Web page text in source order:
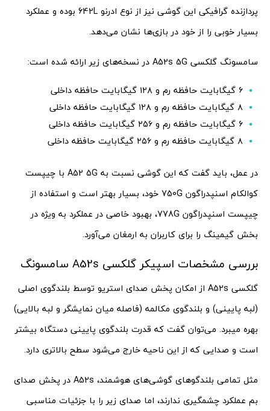
پردازنده گرافیکی این گوشی نیز از نوع ادرنو 642L بوده و عملکرد
بسیار خوبی را از خود در بازی‌ها نشان می‌دهد.
سامسونگ گلکسی A52s 5G در نسخه‌های زیر ارائه شده است:
۶ گیگابایت حافظه رم و ۱۲۸ گیگابایت حافظه داخلی
۸ گیگابایت حافظه رم و ۱۲۸ گیگابایت حافظه داخلی
۶ گیگابایت حافظه رم و ۲۵۶ گیگابایت حافظه داخلی
۸ گیگابایت حافظه رم و ۲۵۶ گیگابایت حافظه داخلی
در عمل، باید گفت که این گوشی نسبت به A52 5G با چیپست
کوالکام اسنپدراگون 750G خود، بسیار بهتر است و استفاده از
چیپست اسنپدراگون 778G، بهبود خاصی در عملکرد به ویژه در
بخش گیمینگ را برای کاربران به ارمغان می‌آورد.
بررسی مشخصات اسپیکر گلکسی A52s سامسونگ
گلکسی A52s از امکان پخش صدای استریو توسط بلندگوی اصلی
(لبه پایینی) و بلندگوی مکالمه (فاصله میان نمایشگر و لبه بالایی)
بهره می‎برد. می‌توان گفت که قدرت بلندگوی پایینی دستگاه بیشتر
است و صدایی که از این ناحیه خارج می‌شود سطح بالاتری دارد.
مثل تمامی بلندگوهای گوشی‌های هوشمند، A52s در پخش صدای
بم عملکرد چشمگیری ندارند، اما صدای زیر را با جزئیات مناسبی